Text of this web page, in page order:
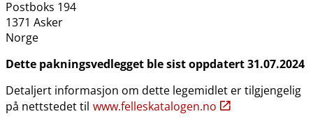
Postboks 194
1371 Asker
Norge
Dette pakningsvedlegget ble sist oppdatert 31.07.2024
Detaljert informasjon om dette legemidlet er tilgjengelig
på nettstedet til www.felleskatalogen.no